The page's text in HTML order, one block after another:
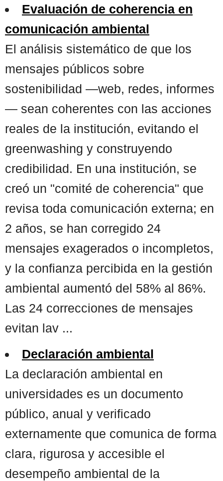
Evaluación de coherencia en
comunicación ambiental
El análisis sistemático de que los
mensajes públicos sobre
sostenibilidad —web, redes, informes
— sean coherentes con las acciones
reales de la institución, evitando el
greenwashing y construyendo
credibilidad. En una institución, se
creó un "comité de coherencia" que
revisa toda comunicación externa; en
2 años, se han corregido 24
mensajes exagerados o incompletos,
y la confianza percibida en la gestión
ambiental aumentó del 58% al 86%.
Las 24 correcciones de mensajes
evitan lav ...
Declaración ambiental
La declaración ambiental en
universidades es un documento
público, anual y verificado
externamente que comunica de forma
clara, rigurosa y accesible el
desempeño ambiental de la